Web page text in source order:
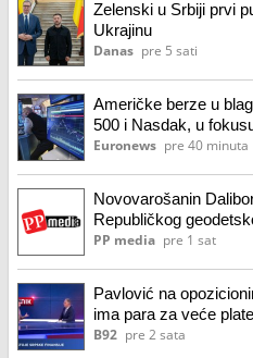
Zelenski u Srbiji prvi
Ukrajinu
Danas pre 5 sati
Američke berze u
500 i Nasdak, u
Euronews pre 40 minuta
Novovarošanin
Republičkog
PP media pre 1 sat
Pavlović na
ima para za veće
B92 pre 2 sata